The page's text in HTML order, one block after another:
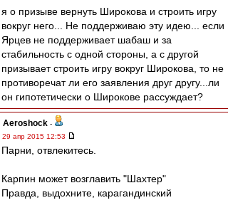
я о призыве вернуть Широкова и строить игру
вокруг него... Не поддерживаю эту идею... если
Ярцев не поддерживает шабаш и за
стабильность с одной стороны, а с другой
призывает строить игру вокруг Широкова, то не
противоречат ли его заявления друг другу...ли
он гипотетически о Широкове рассуждает?
Aeroshock -
29 апр 2015 12:53
Парни, отвлекитесь.
Карпин может возглавить "Шахтер"
Правда, выдохните, карагандинский